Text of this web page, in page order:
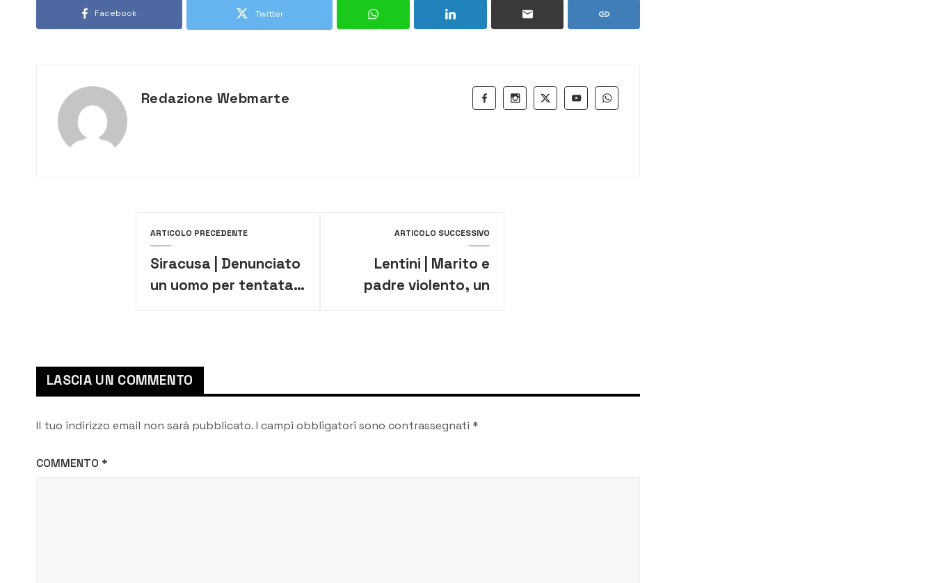
Facebook Twitter
Redazione Webmarte
ARTICOLO PRECEDENTE
Siracusa | Denunciato
un uomo per tentata
ARTICOLO SUCCESSIVO
Lentini | Marito e
padre violento, un
LASCIA UN COMMENTO
Il tuo indirizzo email non sarà pubblicato.I campi obbligatori sono contrassegnati *
COMMENTO *